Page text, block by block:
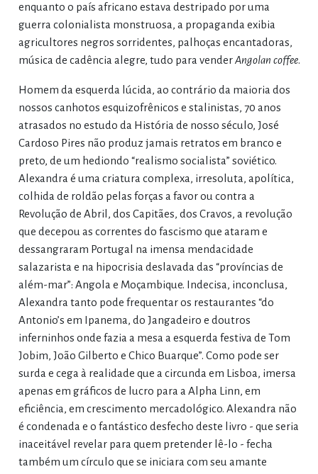
enquanto o país africano estava destripado por uma
guerra colonialista monstruosa, a propaganda exibia
agricultores negros sorridentes, palhoças encantadoras,
música de cadência alegre, tudo para venderAngolan coffee.
Homem da esquerda lúcida, ao contrário da maioria dos
nossos canhotos esquizofrênicos e stalinistas, 70 anos
atrasados no estudo da História de nosso século, José
Cardoso Pires não produz jamais retratos em branco e
preto, de um hediondo “realismo socialista” soviético.
Alexandra é uma criatura complexa, irresoluta, apolítica,
colhida de roldão pelas forças a favor ou contra a
Revolução de Abril, dos Capitães, dos Cravos, a revolução
que decepou as correntes do fascismo que ataram e
dessangraram Portugal na imensa mendacidade
salazarista e na hipocrisia deslavada das “províncias de
além-mar”: Angola e Moçambique. Indecisa, inconclusa,
Alexandra tanto pode frequentar os restaurantes “do
Antonio’s em Ipanema, do Jangadeiro e doutros
inferninhos onde fazia a mesa a esquerda festiva de Tom
Jobim, João Gilberto e Chico Buarque”. Como pode ser
surda e cega à realidade que a circunda em Lisboa, imersa
apenas em gráficos de lucro para a Alpha Linn, em
eficiência, em crescimento mercadológico. Alexandra não
é condenada e o fantástico desfecho deste livro - que seria
inaceitável revelar para quem pretender lê-lo - fecha
também um círculo que se iniciara com seu amante